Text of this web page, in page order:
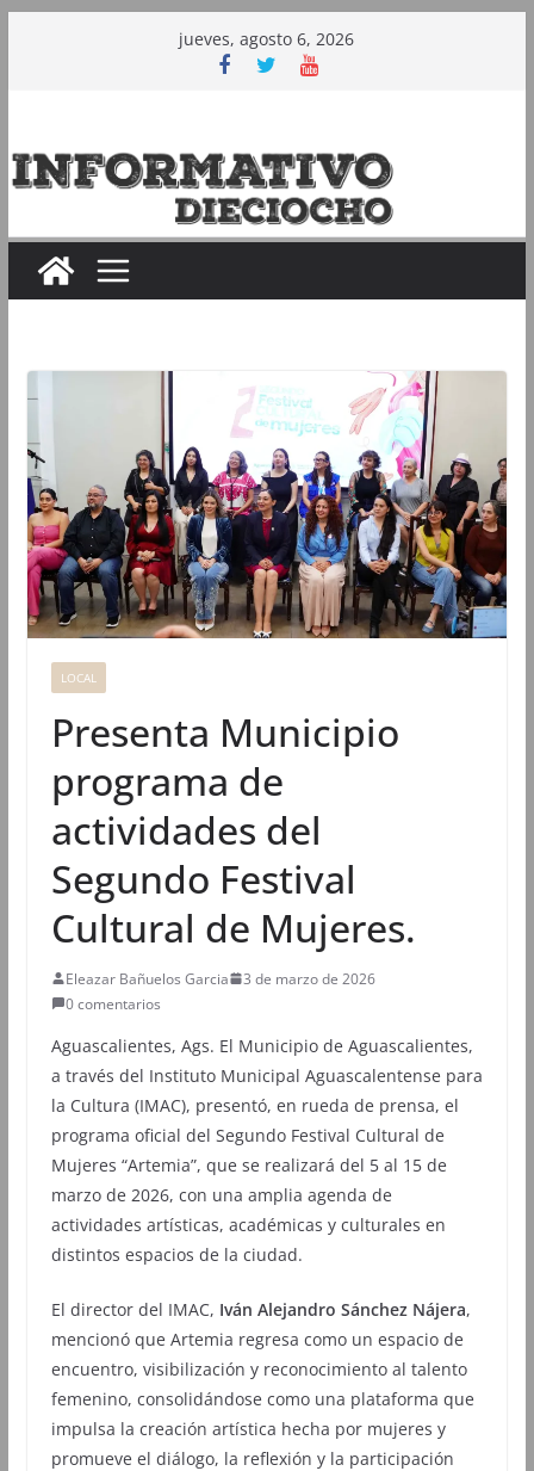
jueves, agosto 6, 2026
LOCAL
Presenta Municipio
programa de
actividades del
Segundo Festival
Cultural de Mujeres.
Eleazar Bañuelos Garcia
3 de marzo de 2026
0 comentarios
Aguascalientes, Ags. El Municipio de Aguascalientes,
a través del Instituto Municipal Aguascalentense para
la Cultura (IMAC), presentó, en rueda de prensa, el
programa oficial del Segundo Festival Cultural de
Mujeres “Artemia”, que se realizará del 5 al 15 de
marzo de 2026, con una amplia agenda de
actividades artísticas, académicas y culturales en
distintos espacios de la ciudad.
El director del IMAC, Iván Alejandro Sánchez Nájera,
mencionó que Artemia regresa como un espacio de
encuentro, visibilización y reconocimiento al talento
femenino, consolidándose como una plataforma que
impulsa la creación artística hecha por mujeres y
promueve el diálogo, la reflexión y la participación